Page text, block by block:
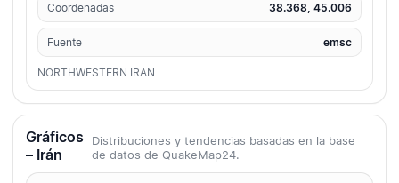
Coordenadas 38.368, 45.006
Fuente emsc
NORTHWESTERN IRAN
Gráficos
– Irán
Distribuciones y tendencias basadas en la base
de datos de QuakeMap24.